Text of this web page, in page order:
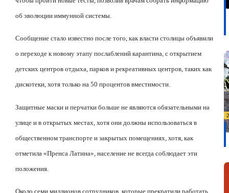
об эволюции иммунной системы.
Сообщение стало известно после того, как власти столицы объявили
о переходе к новому этапу послаблений карантина, с открытием
детских центров отдыха, парков и рекреативных центров, таких как
дискотеки, хотя только на 50 процентов вместимости.
Защитные маски и перчатки больше не являются обязательными на
улице и в открытых местах, хотя они должны использоваться в
общественном транспорте и закрытых помещениях, хотя, как
отметила «Пренса Латина», население не всегда соблюдает эти
положения.
Около семи миллионов сотрудников, которые прекратили работать